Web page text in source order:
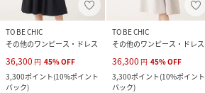
TO BE CHIC
その他のワンピース・ドレス
36,300 円 45%OFF
3,300ポイント(10%ポイント
バック)
TO BE CHIC
その他のワンピース・ドレス
36,300 円 45%OFF
3,300ポイント(10%ポイント
バック)